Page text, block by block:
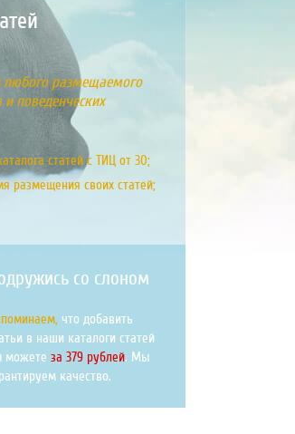
любого размещаемого
и поведенческих
статей с ТИЦ от 30;
размещения своих статей;
со слоном
что добавить
в наши каталоги статей
можетеза 379 рублей. Мы
качество.